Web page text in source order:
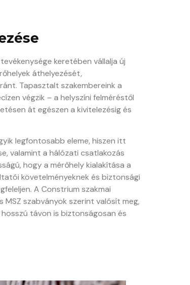
keretében vállalja új
áthelyezését,
Tapasztalt szakembereink a
végzik – a helyszíni felméréstől
át egészen a kivitelezésig és
legfontosabb eleme, hiszen itt
valamint a hálózati csatlakozás
hogy a mérőhely kialakítása a
követelményeknek és biztonsági
A Constrium szakmai
szabványok szerint valósít meg,
távon is biztonságosan és